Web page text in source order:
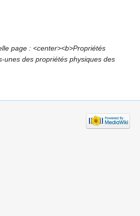
page : <center><b>Propriétés
unes des propriétés physiques des